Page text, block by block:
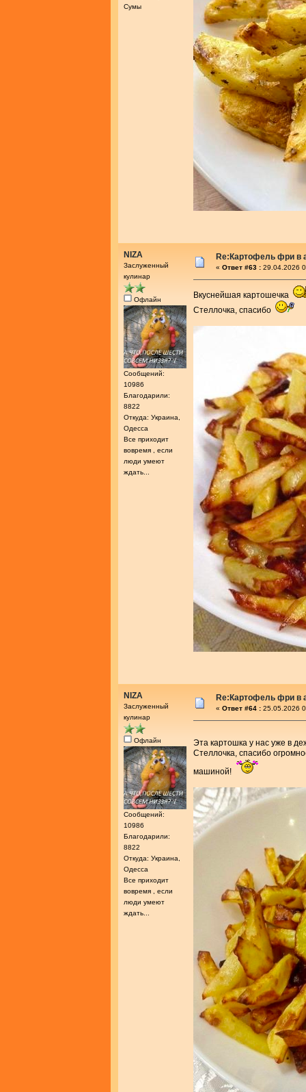
Сумы
NIZA
Заслуженный
кулинар
Офлайн
Сообщений:
10986
Благодарили:
8822
Откуда: Украина,
Одесса
Все приходит
вовремя , если
люди умеют
ждать...
Re:Картофель фри в
« Ответ #63 : 29.04.2026
Вкуснейшая картошечка
Стеллочка, спасибо
NIZA
Заслуженный
кулинар
Офлайн
Сообщений:
10986
Благодарили:
8822
Откуда: Украина,
Одесса
Все приходит
вовремя , если
люди умеют
ждать...
Re:Картофель фри в
« Ответ #64 : 25.05.2026
Эта картошка у нас уже в
Стеллочка, спасибо
машиной!